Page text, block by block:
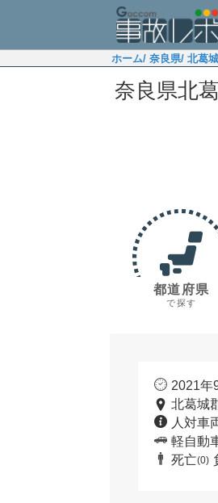
ホーム/ 奈良県/ 北葛
奈良県北
都道府県
で探す
2021年
北葛城
人対車
軽自動
死亡(0)